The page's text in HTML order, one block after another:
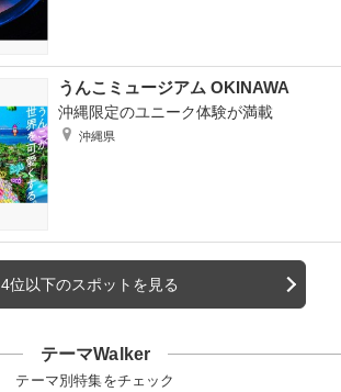
うんこミュージアム OKINAWA
沖縄限定のユニーク体験が満載
沖縄県
4位以下のスポットを見る
テーマWalker
テーマ別特集をチェック